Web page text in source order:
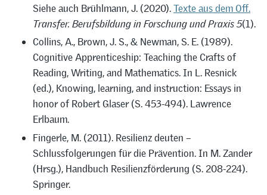
Siehe auch Brühlmann, J. (2020).Texte aus dem Off.
Transfer. Berufsbildung in Forschung und Praxis 5(1).
Collins, A., Brown, J. S., & Newman, S. E. (1989).
Cognitive Apprenticeship: Teaching the Crafts of
Reading, Writing, and Mathematics. In L. Resnick
(ed.), Knowing, learning, and instruction: Essays in
honor of Robert Glaser (S. 453-494). Lawrence
Erlbaum.
Fingerle, M. (2011). Resilienz deuten –
Schlussfolgerungen für die Prävention. In M. Zander
(Hrsg.), Handbuch Resilienzförderung (S. 208-224).
Springer.